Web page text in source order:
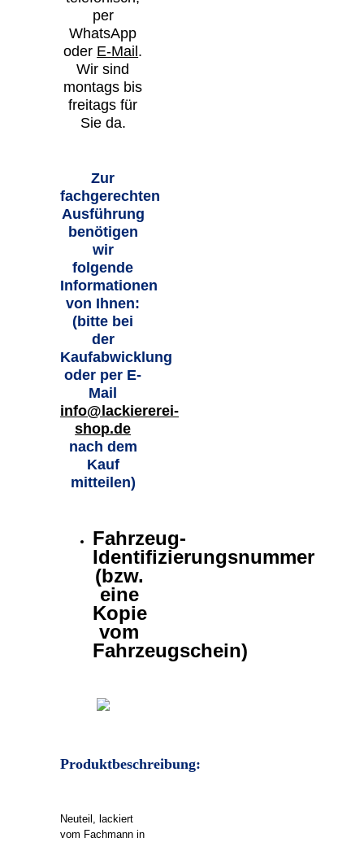
per
WhatsApp
oder E-Mail.
Wir sind
montags bis
freitags für
Sie da.
Zur
fachgerechten
Ausführung
benötigen
wir
folgende
Informationen
von Ihnen:
(bitte bei
der
Kaufabwicklung
oder per E-
Mail
info@lackiererei-
shop.de
nach dem
Kauf
mitteilen)
Fahrzeug-
Identifizierungsnummer
(bzw.
eine
Kopie
vom
Fahrzeugschein)
Produktbeschreibung:
Neuteil, lackiert
vom Fachmann in